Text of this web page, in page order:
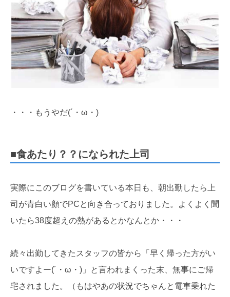
・・・もうやだ(´・ω・)
■食あたり？？になられた上司
実際にこのブログを書いている本日も、朝出勤したら上
司が青白い顏でPCと向き合っておりました。よくよく聞
いたら38度超えの熱があるとかなんとか・・・
続々出勤してきたスタッフの皆から「早く帰った方がい
いですよー(´・ω・)」と言われまくった末、無事にご帰
宅されました。（もはやあの状況でちゃんと電車乗れた